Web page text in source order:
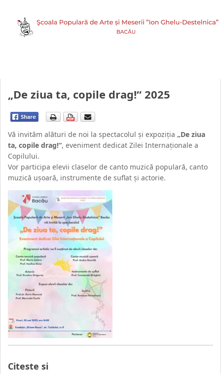
„De ziua ta, copile drag!“ 2025
Vă invităm alături de noi la spectacolul și expoziția„De ziua
ta, copile drag!“, eveniment dedicat Zilei Internaționale a
Copilului.
Vor participa elevii claselor de canto muzică populară, canto
muzică ușoară, instrumente de suflat și actorie.
Citeste si